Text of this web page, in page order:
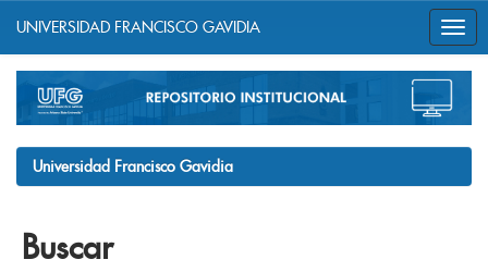
navigation
UNIVERSIDAD FRANCISCO GAVIDIA
Universidad Francisco Gavidia
Buscar